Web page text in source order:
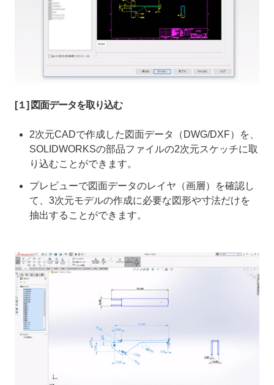
[１] 図面データを取り込む
2次元CADで作成した図面データ（DWG/DXF）を、
SOLIDWORKSの部品ファイルの2次元スケッチに取
り込むことができます。
プレビューで図面データのレイヤ（画層）を確認し
て、3次元モデルの作成に必要な図形や寸法だけを
抽出することができます。